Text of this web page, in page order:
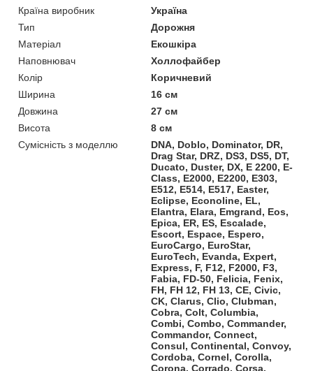
Країна виробник
Україна
Тип
Дорожня
Матеріал
Екошкіра
Наповнювач
Холлофайбер
Колір
Коричневий
Ширина
16 см
Довжина
27 см
Висота
8 см
Сумісність з моделлю
DNA, Doblo, Dominator, DR,
Drag Star, DRZ, DS3, DS5, DT,
Ducato, Duster, DX, E 2200, E-
Class, E2000, E2200, E303,
E512, E514, E517, Easter,
Eclipse, Econoline, EL,
Elantra, Elara, Emgrand, Eos,
Epica, ER, ES, Escalade,
Escort, Espace, Espero,
EuroCargo, EuroStar,
EuroTech, Evanda, Expert,
Express, F, F12, F2000, F3,
Fabia, FD-50, Felicia, Fenix,
FH, FH 12, FH 13, CE, Civic,
CK, Clarus, Clio, Clubman,
Cobra, Colt, Columbia,
Combi, Combo, Commander,
Commandor, Connect,
Consul, Continental, Convoy,
Cordoba, Cornel, Corolla,
Corona, Corrado, Corsa,